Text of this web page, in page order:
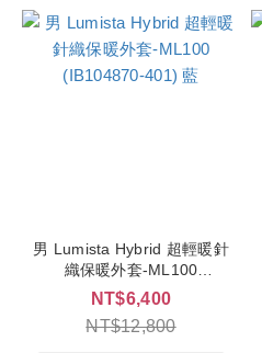
男 Lumista Hybrid 超輕暖針
織保暖外套-ML100
(IB104870-401) 藍
NT$6,400
NT$12,800